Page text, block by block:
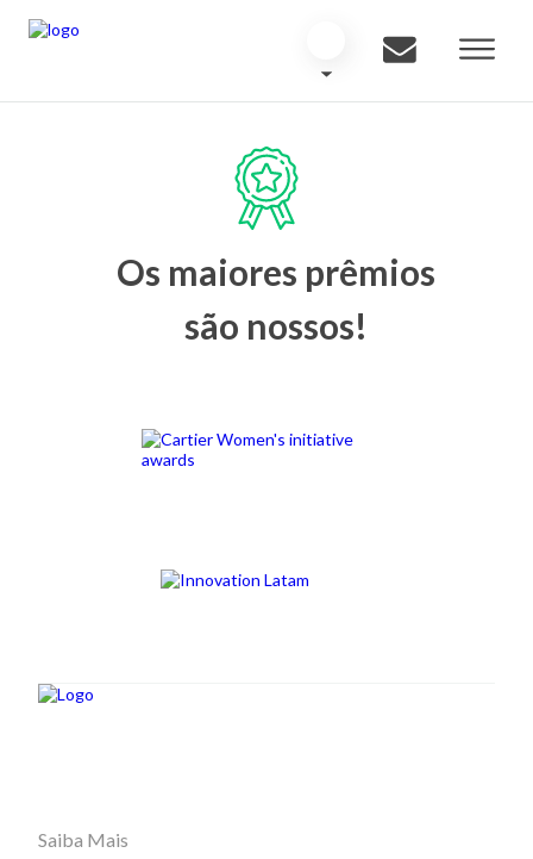
Os maiores prêmios
são nossos!
Saiba Mais